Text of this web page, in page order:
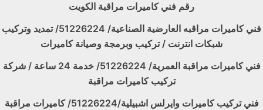
رقم فني كاميرات مراقبة الكويت
فني كاميرات مراقبه العارضية الصناعية/ 51226224/ تمديد وتركيب
شبكات انترنت / تركيب وبرمجة وصيانة كاميرات
فني كاميرات مراقبة العمرية/ 51226224/ خدمة 24 ساعة / شركة
تركيب كاميرات مراقبة
فني تركيب كاميرات وايرلس اشبيلية/51226224/ كاميرات مراقبة